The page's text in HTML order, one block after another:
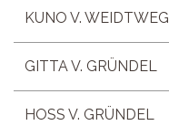
KUNO V. WEIDTWEG
GITTA V. GRÜNDEL
HOSS V. GRÜNDEL